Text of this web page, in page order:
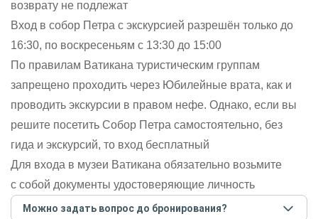
возврату не подлежат
Вход в собор Петра с экскурсией разрешён только до
16:30, по воскресеньям с 13:30 до 15:00
По правилам Ватикана туристическим группам
запрещено проходить через Юбилейные врата, как и
проводить экскурсии в правом нефе. Однако, если вы
решите посетить Собор Петра самостоятельно, без
гида и экскурсий, то вход бесплатный
Для входа в музеи Ватикана обязательно возьмите
с собой документы удостоверяющие личность
Можно задать вопрос до бронирования?